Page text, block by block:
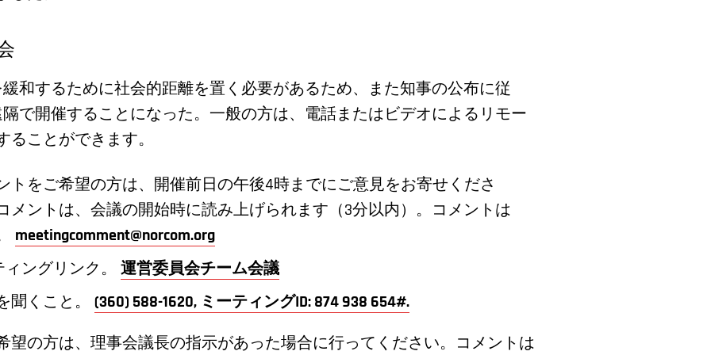
緩和するために社会的距離を置く必要があるため、また知事の公布に従
隔で開催することになった。一般の方は、電話またはビデオによるリモー
ることができます。
トをご希望の方は、開催前日の午後4時までにご意見をお寄せくださ
メントは、会議の開始時に読み上げられます（3分以内）。コメントは
meetingcomment@norcom.org
ィングリンク。 運営委員会チーム会議
聞くこと。 (360) 588-1620, ミーティングID: 874 938 654#.
望の方は、理事会議長の指示があった場合に行ってください。コメントは